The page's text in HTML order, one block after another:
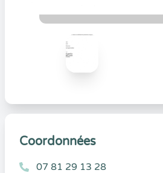
Coordonnées
07 81 29 13 28